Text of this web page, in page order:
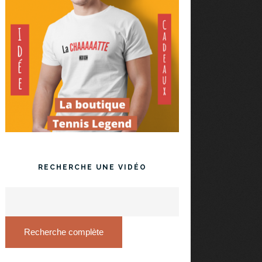
RECHERCHE UNE VIDÉO
Recherche complète